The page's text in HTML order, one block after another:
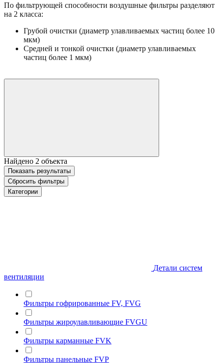
По фильтрующей способности воздушные фильтры разделяют
на 2 класса:
Грубой очистки (диаметр улавливаемых частиц более 10
мкм)
Средней и тонкой очистки (диаметр улавливаемых
частиц более 1 мкм)
Найдено 2 объекта
Показать результаты
Сбросить фильтры
Категории
Детали систем
вентиляции
Фильтры гофрированные FV, FVG
Фильтры жироулавливающие FVGU
Фильтры карманные FVK
Фильтры панельные FVP